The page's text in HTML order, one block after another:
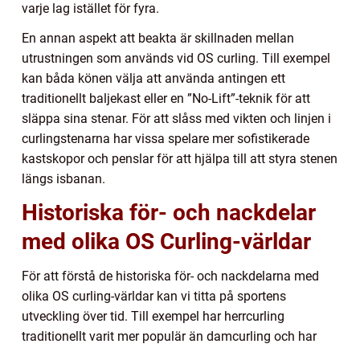
varje lag istället för fyra.
En annan aspekt att beakta är skillnaden mellan
utrustningen som används vid OS curling. Till exempel
kan båda könen välja att använda antingen ett
traditionellt baljekast eller en ”No-Lift”-teknik för att
släppa sina stenar. För att slåss med vikten och linjen i
curlingstenarna har vissa spelare mer sofistikerade
kastskopor och penslar för att hjälpa till att styra stenen
längs isbanan.
Historiska för- och nackdelar
med olika OS Curling-världar
För att förstå de historiska för- och nackdelarna med
olika OS curling-världar kan vi titta på sportens
utveckling över tid. Till exempel har herrcurling
traditionellt varit mer populär än damcurling och har